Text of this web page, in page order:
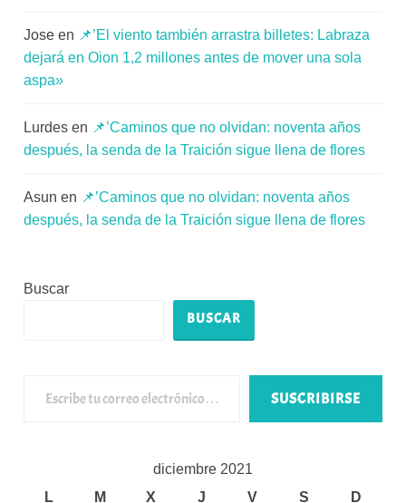
Jose en 📌’El viento también arrastra billetes: Labraza
dejará en Oion 1,2 millones antes de mover una sola
aspa»
Lurdes en 📌’Caminos que no olvidan: noventa años
después, la senda de la Traición sigue llena de flores
Asun en 📌’Caminos que no olvidan: noventa años
después, la senda de la Traición sigue llena de flores
Buscar
BUSCAR
SUSCRIBIRSE
diciembre 2021
L
M X J V S D